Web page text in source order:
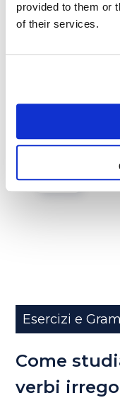
provided to them or
of their services.
Differenza
inglese
NOV
Esercizi e
Come
verbi